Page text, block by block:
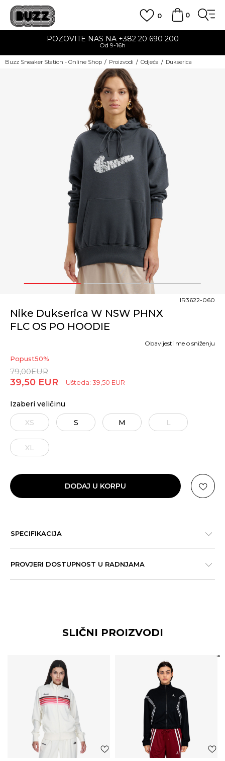
0
0
POZOVITE NAS NA +382 20 690 200
Od 9-16h
Buzz Sneaker Station - Online Shop Proizvodi Odjeća Dukserica
1 2 3
Nike Dukserica W NSW PHNX
FLC OS PO HOODIE
IR3622-060
Popust50%
79,00EUR
39,50 EUR Ušteda: 39,50 EUR
Obavijesti me o sniženju
Izaberi veličinu
XS S M L
XL
DODAJ U KORPU
SPECIFIKACIJA
PROVJERI DOSTUPNOST U RADNJAMA
SLIČNI PROIZVODI